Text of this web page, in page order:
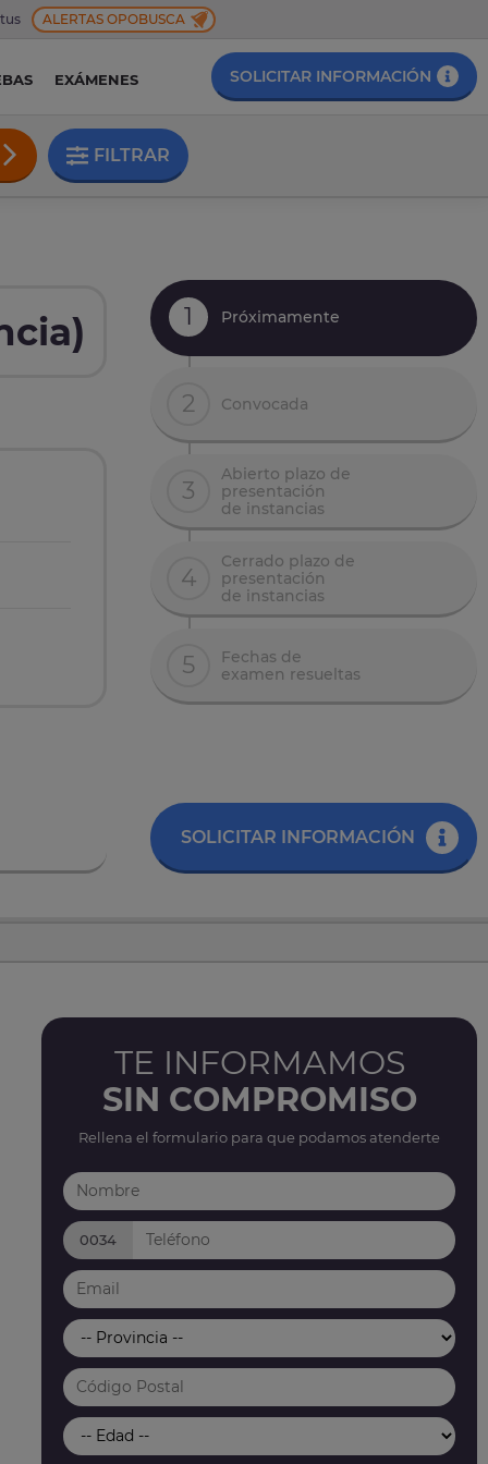
ALERTAS OPOBUSCA
EXÁMENES SOLICITAR INFORMACIÓN
FILTRAR
1 Próximamente
2 Convocada
3
Abierto plazo de
presentación
de instancias
4
Cerrado plazo de
presentación
de instancias
5
Fechas de
examen resueltas
SOLICITAR INFORMACIÓN
TE INFORMAMOS
SIN COMPROMISO
Rellena el formulario para que podamos atenderte
0034